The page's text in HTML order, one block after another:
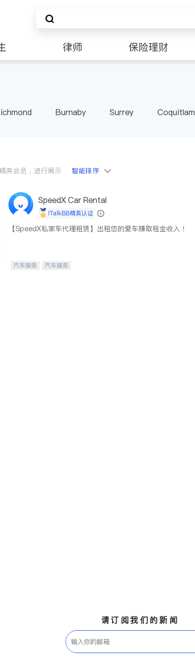
律师 保险理财
Burnaby Surrey Coquitlam
英会员，进行展示 智能排序
SpeedX Car Rental
iTalkBB精英认证
【SpeedX私家车代理租赁】出租您的爱车赚取租金收入！
汽车服务 汽车服务
请订阅我们的新闻